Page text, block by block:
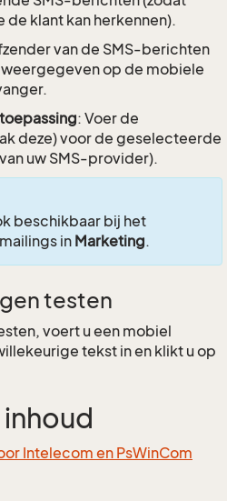
klant kan herkennen).
van de SMS-berichten
op de mobiele
: Voer de
deze) voor de geselecteerde
uw SMS-provider).
beschikbaar bij het
inMarketing.
testen
voert u een mobiel
tekst in en klikt u op
Intelecom en PsWinCom